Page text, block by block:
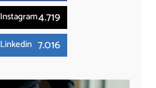
Instagram4.719
Linkedin 7.016